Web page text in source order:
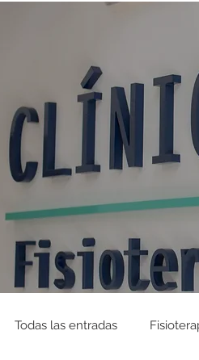
Todas las entradas